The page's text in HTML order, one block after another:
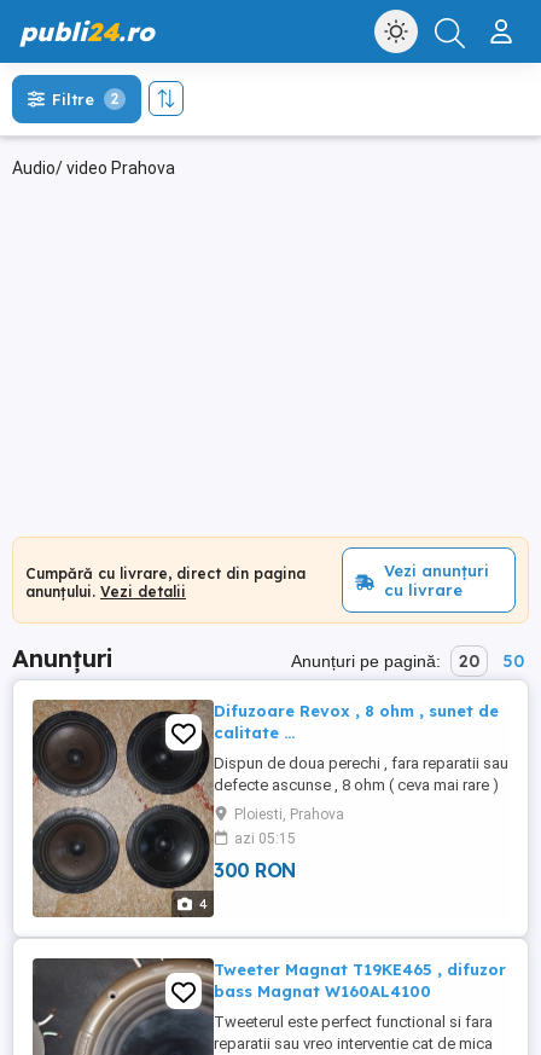
publi24.ro
Audio/ video Prahova
Filtre 2
Cumpără cu livrare, direct din pagina
anunțului. Vezi detalii
Vezi anunțuri
cu livrare
Anunțuri Anunțuri pe pagină: 20 50
4
Difuzoare Revox , 8 ohm , sunet de
calitate ...
Dispun de doua perechi , fara reparatii sau
defecte ascunse , 8 ohm ( ceva mai rare )
300ron petechea sau 500ron toate 4 ...
Scoase din boxele foto 3 4
Ploiesti, Prahova
azi 05:15
300 RON
Tweeter Magnat T19KE465 , difuzor
bass Magnat W160AL4100
Tweeterul este perfect functional si fara
reparatii sau vreo interventie cat de mica